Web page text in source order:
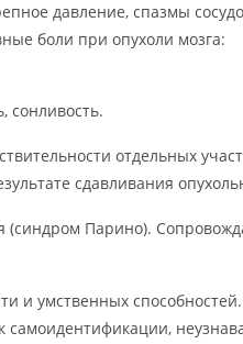
давление, спазмы
боли при опухоли мозга:
сонливость.
отдельных
сдавливания
(синдром Парино).
и умственных
самоидентификации,